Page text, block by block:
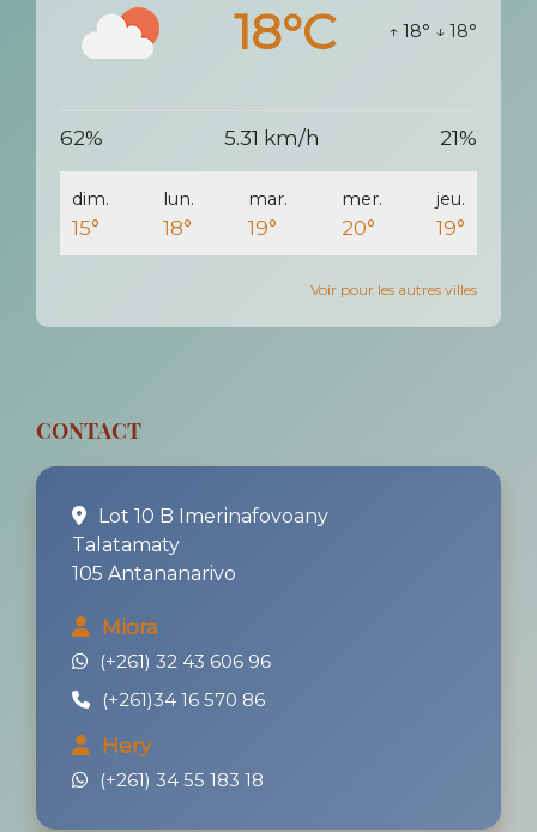
18°C ↑ 18° ↓ 18°
62% 5.31 km/h 21%
dim.
15°
lun.
18°
mar.
19°
mer.
20°
jeu.
19°
Voir pour les autres villes
CONTACT
Lot 10 B Imerinafovoany
Talatamaty
105 Antananarivo
Miora
(+261) 32 43 606 96
(+261)34 16 570 86
Hery
(+261) 34 55 183 18